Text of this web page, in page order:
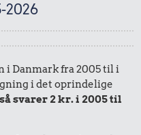
2026
i Danmark fra 2005 til i
i det oprindelige
svarer 2 kr. i 2005 til